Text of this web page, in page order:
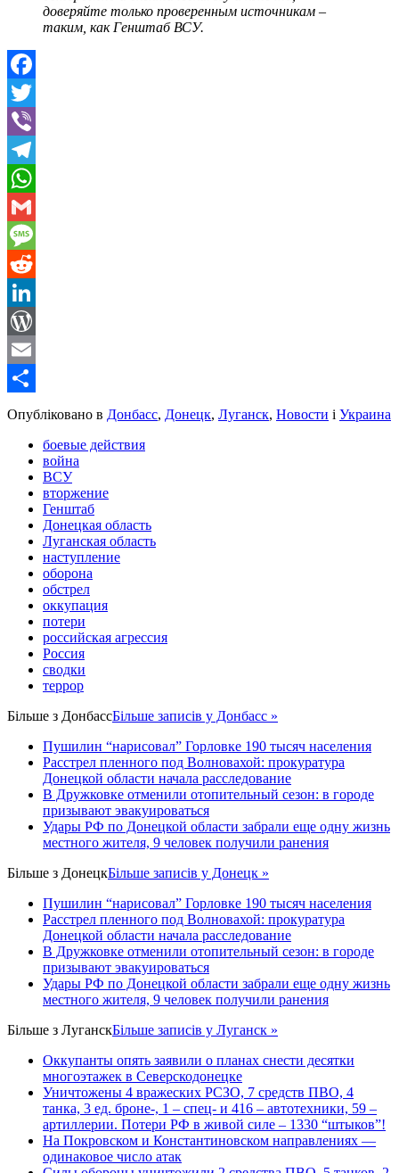
доверяйте только проверенным источникам –
таким, как Генштаб ВСУ.
Facebook
Twitter
Viber
Telegram
WhatsApp
Gmail
Message
Reddit
LinkedIn
WordPress
Email
Share
Опубліковано в Донбасс, Донецк, Луганск, Новости і Украина
боевые действия
война
ВСУ
вторжение
Генштаб
Донецкая область
Луганская область
наступление
оборона
обстрел
оккупация
потери
российская агрессия
Россия
сводки
террор
Більше з ДонбассБільше записів у Донбасс »
Пушилин “нарисовал” Горловке 190 тысяч населения
Расстрел пленного под Волновахой: прокуратура
Донецкой области начала расследование
В Дружковке отменили отопительный сезон: в городе
призывают эвакуироваться
Удары РФ по Донецкой области забрали еще одну жизнь
местного жителя, 9 человек получили ранения
Більше з ДонецкБільше записів у Донецк »
Пушилин “нарисовал” Горловке 190 тысяч населения
Расстрел пленного под Волновахой: прокуратура
Донецкой области начала расследование
В Дружковке отменили отопительный сезон: в городе
призывают эвакуироваться
Удары РФ по Донецкой области забрали еще одну жизнь
местного жителя, 9 человек получили ранения
Більше з ЛуганскБільше записів у Луганск »
Оккупанты опять заявили о планах снести десятки
многоэтажек в Северскодонецке
Уничтожены 4 вражеских РСЗО, 7 средств ПВО, 4
танка, 3 ед. броне-, 1 – спец- и 416 – автотехники, 59 –
артиллерии. Потери РФ в живой силе – 1330 “штыков”!
На Покровском и Константиновском направлениях —
одинаковое число атак